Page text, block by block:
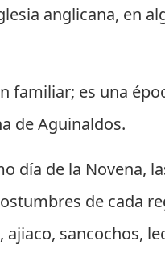
anglicana, en
familiar; es una
de Aguinaldos.
día de la Novena,
de cada
sancochos,